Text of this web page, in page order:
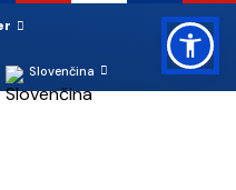
Slovenčina